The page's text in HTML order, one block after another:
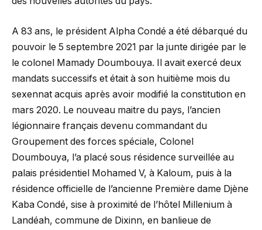
A 83 ans, le président Alpha Condé a été débarqué du
pouvoir le 5 septembre 2021 par la junte dirigée par le
le colonel Mamady Doumbouya. Il avait exercé deux
mandats successifs et était à son huitième mois du
sexennat acquis après avoir modifié la constitution en
mars 2020. Le nouveau maitre du pays, l’ancien
légionnaire français devenu commandant du
Groupement des forces spéciale, Colonel
Doumbouya, l’a placé sous résidence surveillée au
palais présidentiel Mohamed V, à Kaloum, puis à la
résidence officielle de l’ancienne Première dame Djène
Kaba Condé, sise à proximité de l’hôtel Millenium à
Landéah, commune de Dixinn, en banlieue de